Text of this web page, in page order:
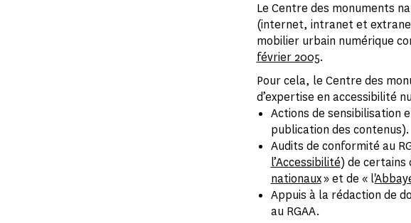
Le Centre des monuments
(internet, intranet et
mobilier urbain numérique
février 2005.
Pour cela, le Centre des
d’expertise en accessibilité
Actions de sensibilisation
publication des contenus).
Audits de conformité au
l’Accessibilité) de certains
nationaux» et de « l'
Appuis à la rédaction de
au RGAA.